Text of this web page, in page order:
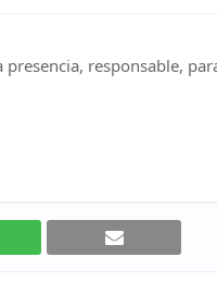
responsable,